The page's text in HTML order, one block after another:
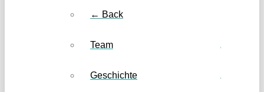
← Back
Team
Geschichte